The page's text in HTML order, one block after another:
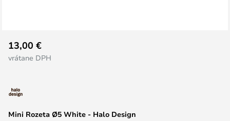
na
začiatok
obrázkov
Mini Rozeta Ø5 White - Halo Design
13,00 €
vrátane DPH